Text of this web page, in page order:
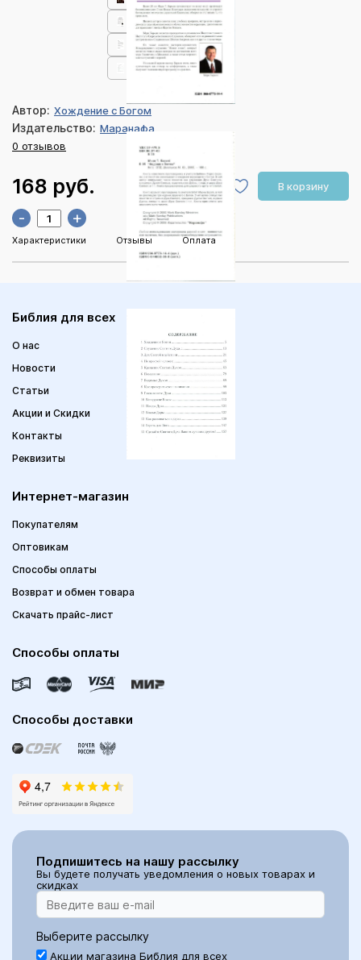
Автор: Хождение с Богом
Издательство: Маранафа
0 отзывов
168 руб. В корзину
- +
Характеристики Отзывы Оплата
Библия для всех
О нас
Новости
Статьи
Акции и Скидки
Контакты
Реквизиты
Интернет-магазин
Покупателям
Оптовикам
Способы оплаты
Возврат и обмен товара
Скачать прайс-лист
Способы оплаты
Способы доставки
Подпишитесь на нашу рассылку
Вы будете получать уведомления о новых товарах и
скидках
Выберите рассылку
Акции магазина Библия для всех